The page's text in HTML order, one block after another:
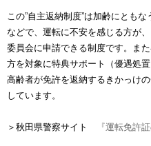
この”自主返納制度”は加齢にとも
などで、運転に不安を感じる方が
委員会に申請できる制度です。ま
方を対象に特典サポート（優遇処
高齢者が免許を返納するきかっけ
しています。
＞秋田県警察サイト 『運転免許